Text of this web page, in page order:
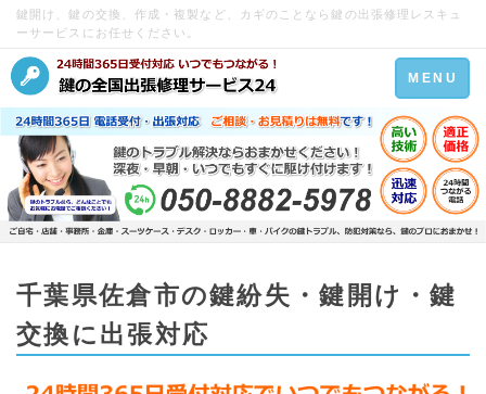
鍵開け、鍵の交換、作成・複製など、カギのことなら鍵の出張修理レスキュ
ーサービスにお任せください。
Toggle
navigation
MENU
千葉県佐倉市の鍵紛失・鍵開け・鍵
交換に出張対応